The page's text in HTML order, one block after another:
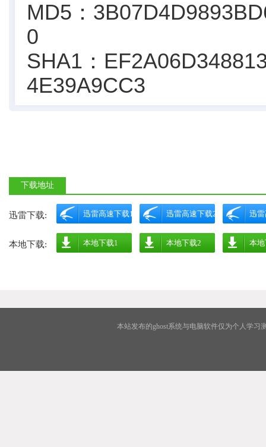
MD5：
0
SHA1：
4E39A9CC3
下载地址
迅雷下载: 迅雷高速下载1 迅雷高速下载2 迅
本地下载: 本地下载1 本地下载2 本
本站发布的ghost系统与电脑软件仅为个人学